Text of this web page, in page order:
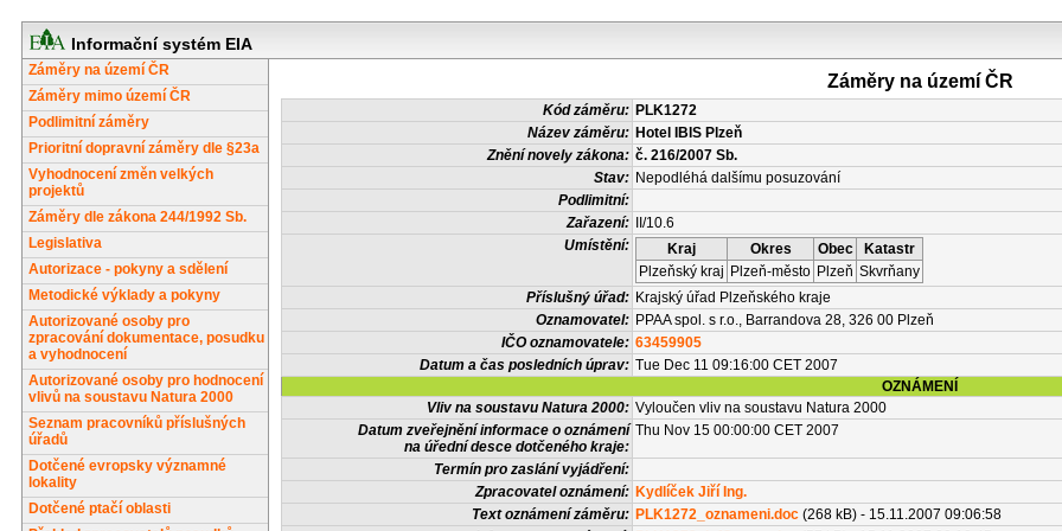
Informační systém EIA
Záměry na území ČR
Záměry mimo území ČR
Podlimitní záměry
Prioritní dopravní záměry dle §23a
Vyhodnocení změn velkých
projektů
Záměry dle zákona 244/1992 Sb.
Legislativa
Autorizace - pokyny a sdělení
Metodické výklady a pokyny
Autorizované osoby pro
zpracování dokumentace, posudku
a vyhodnocení
Autorizované osoby pro hodnocení
vlivů na soustavu Natura 2000
Seznam pracovníků příslušných
úřadů
Dotčené evropsky významné
lokality
Dotčené ptačí oblasti
Záměry na území ČR
Kód záměru: PLK1272
Název záměru: Hotel IBIS Plzeň
Znění novely zákona: č. 216/2007 Sb.
Stav: Nepodléhá dalšímu posuzování
Podlimitní:
Zařazení:
II/10.6
Umístění:
Kraj Okres Obec
Katastr
Plzeňský kraj Plzeň-město Plzeň Skvrňany
Příslušný úřad: Krajský úřad Plzeňského kraje
Oznamovatel: PPAA spol. s r.o., Barrandova 28, 326 00 Plzeň
IČO oznamovatele: 63459905
Datum a čas posledních úprav: Tue Dec 11 09:16:00 CET 2007
OZNÁMENÍ
Vliv na soustavu Natura 2000: Vyloučen vliv na soustavu Natura 2000
Datum zveřejnění informace o oznámení
na úřední desce dotčeného kraje:
Thu Nov 15 00:00:00 CET 2007
Termín pro zaslání vyjádření:
Zpracovatel oznámení: Kydlíček Jiří Ing.
Text oznámení záměru: PLK1272_oznameni.doc (268 kB) - 15.11.2007 09:06:58